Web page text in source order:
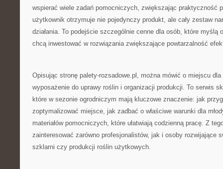
wspierać wiele zadań pomocniczych, zwiększając praktyczność
użytkownik otrzymuje nie pojedynczy produkt, ale cały zestaw
działania. To podejście szczególnie cenne dla osób, które myślą
chcą inwestować w rozwiązania zwiększające powtarzalność
Opisując stronę palety-rozsadowe.pl, można mówić o miejscu
wyposażenie do uprawy roślin i organizacji produkcji. To serwis
które w sezonie ogrodniczym mają kluczowe znaczenie: jak
zoptymalizować miejsce, jak zadbać o właściwe warunki dla
materiałów pomocniczych, które ułatwiają codzienną pracę. Z
zainteresować zarówno profesjonalistów, jak i osoby rozwijające
szklarni czy produkcji roślin użytkowych.